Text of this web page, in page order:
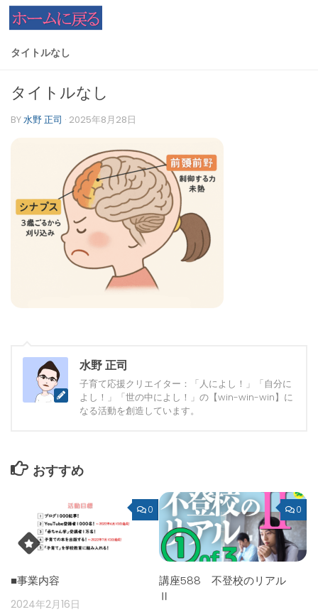
コンテンツへスキップ
タイトルなし
タイトルなし
BY水野 正司 · 2025年8月28日
水野 正司
子育て応援クリエイター：「人によし！」「自分に
よし！」「世の中によし！」の【win-win-win】に
なる活動を創造しています。
おすすめ
0
■事業内容
2024年2月16日
0
講座588 不登校のリアル
Ⅱ